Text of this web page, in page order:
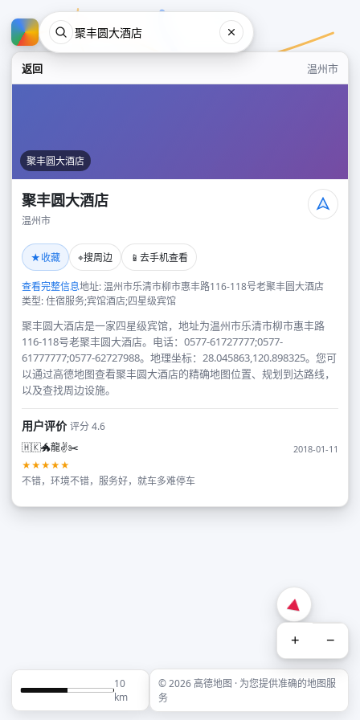
返回 温州市
聚丰圆大酒店
聚丰圆大酒店
温州市
★收藏 ⌖搜周边 📱 去手机查看
查看完整信息地址: 温州市乐清市柳市惠丰路116-118号老聚丰圆大酒店
类型: 住宿服务;宾馆酒店;四星级宾馆
聚丰圆大酒店是一家四星级宾馆，地址为温州市乐清市柳市惠丰路
116-118号老聚丰圆大酒店。电话：0577-61727777;0577-
61777777;0577-62727988。地理坐标：28.045863,120.898325。您可
以通过高德地图查看聚丰圆大酒店的精确地图位置、规划到达路线，
以及查找周边设施。
用户评价评分 4.6
🇭🇰🐲龍✌✂️
2018-01-11
★★★★★
不错，环境不错，服务好，就车多难停车
+ −
10
km
© 2026 高德地图 · 为您提供准确的地图服
务